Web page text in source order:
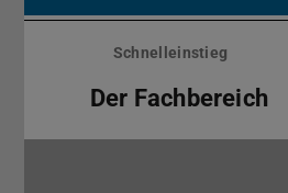
Menü
überspringenSchnelleinstieg
Der Fachbereich